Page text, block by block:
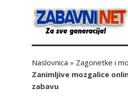
Naslovnica » Zagonetke i
Zanimljive mozgalice
zabavu